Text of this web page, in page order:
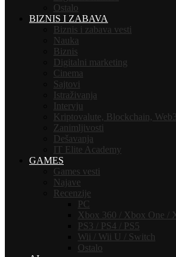
Ostalo
BIZNIS I ZABAVA
Biznis i zabava vesti
Nauka
Biznis
Digitalni marketing
Cinema
Sajtovi
Istraživanja
Intervju
Kriptovalute, Blockchain, Web3
Zanimljivosti
Dešavanja
IT Elite Academy
GAMES
Games vesti
Najave
Recenzije
PC
Xbox 360 / Xbox One /
PS3 / PS4 / PS5
Wii / Wii U / Switch
Ostalo